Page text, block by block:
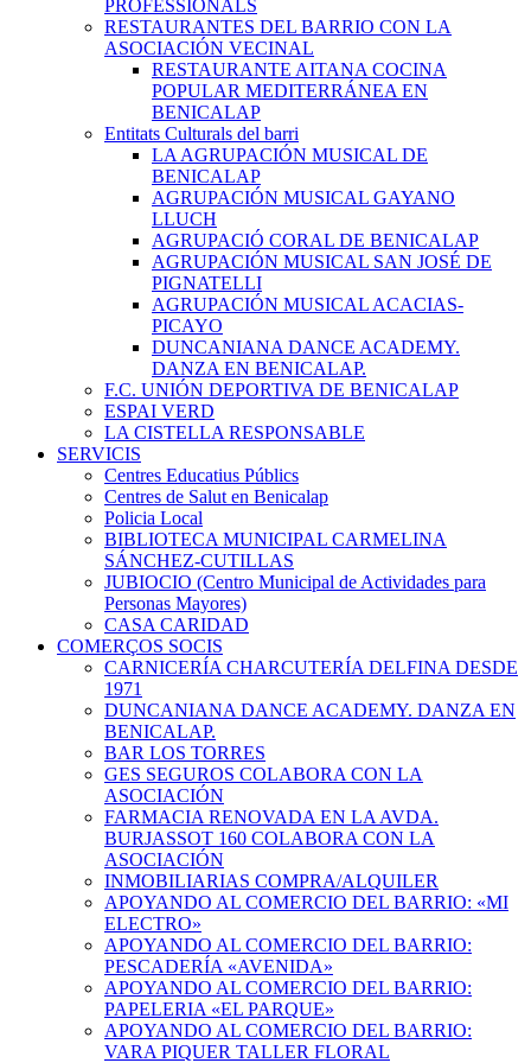
PROFESSIONALS
RESTAURANTES DEL BARRIO CON LA
ASOCIACIÓN VECINAL
RESTAURANTE AITANA COCINA
POPULAR MEDITERRÁNEA EN
BENICALAP
Entitats Culturals del barri
LA AGRUPACIÓN MUSICAL DE
BENICALAP
AGRUPACIÓN MUSICAL GAYANO
LLUCH
AGRUPACIÓ CORAL DE BENICALAP
AGRUPACIÓN MUSICAL SAN JOSÉ DE
PIGNATELLI
AGRUPACIÓN MUSICAL ACACIAS-
PICAYO
DUNCANIANA DANCE ACADEMY.
DANZA EN BENICALAP.
F.C. UNIÓN DEPORTIVA DE BENICALAP
ESPAI VERD
LA CISTELLA RESPONSABLE
SERVICIS
Centres Educatius Públics
Centres de Salut en Benicalap
Policia Local
BIBLIOTECA MUNICIPAL CARMELINA
SÁNCHEZ-CUTILLAS
JUBIOCIO (Centro Municipal de Actividades para
Personas Mayores)
CASA CARIDAD
COMERÇOS SOCIS
CARNICERÍA CHARCUTERÍA DELFINA DESDE
1971
DUNCANIANA DANCE ACADEMY. DANZA EN
BENICALAP.
BAR LOS TORRES
GES SEGUROS COLABORA CON LA
ASOCIACIÓN
FARMACIA RENOVADA EN LA AVDA.
BURJASSOT 160 COLABORA CON LA
ASOCIACIÓN
INMOBILIARIAS COMPRA/ALQUILER
APOYANDO AL COMERCIO DEL BARRIO: «MI
ELECTRO»
APOYANDO AL COMERCIO DEL BARRIO:
PESCADERÍA «AVENIDA»
APOYANDO AL COMERCIO DEL BARRIO:
PAPELERIA «EL PARQUE»
APOYANDO AL COMERCIO DEL BARRIO:
VARA PIQUER TALLER FLORAL